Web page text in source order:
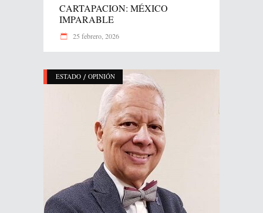
CARTAPACION: MÉXICO
IMPARABLE
25 febrero, 2026
ESTADO / OPINIÓN